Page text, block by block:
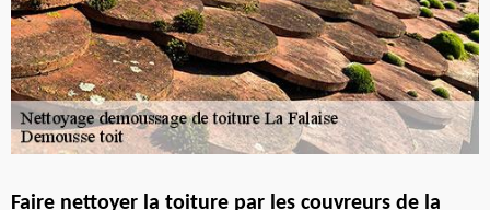
Faire nettoyer la toiture par les couvreurs de la